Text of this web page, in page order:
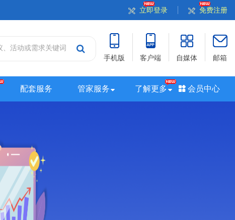
立即登录 免费注册
手机版 客户端 自媒体 邮箱
配套服务 管家服务 了解更多 会员中心